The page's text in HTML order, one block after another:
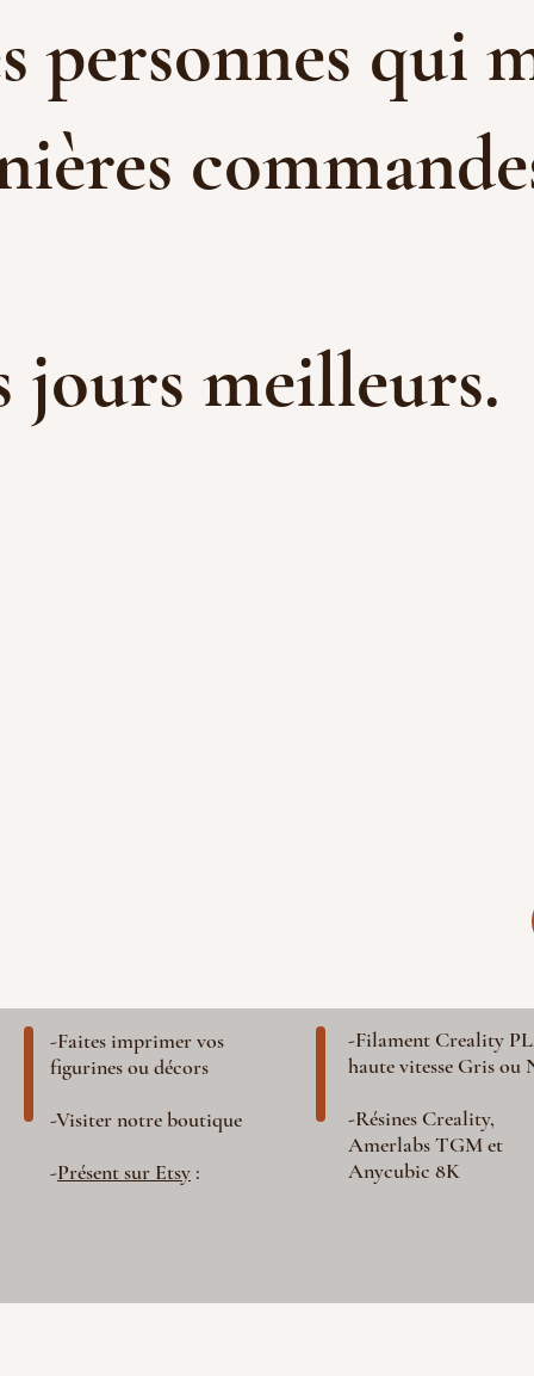
-Faites imprimer vos
figurines ou décors
-Visiter notre boutique
-Présent sur Etsy :
-Filament Creality
haute vitesse Gris ou
-Résines Creality,
Amerlabs TGM et
Anycubic 8K
personnes qui
jours meilleurs.